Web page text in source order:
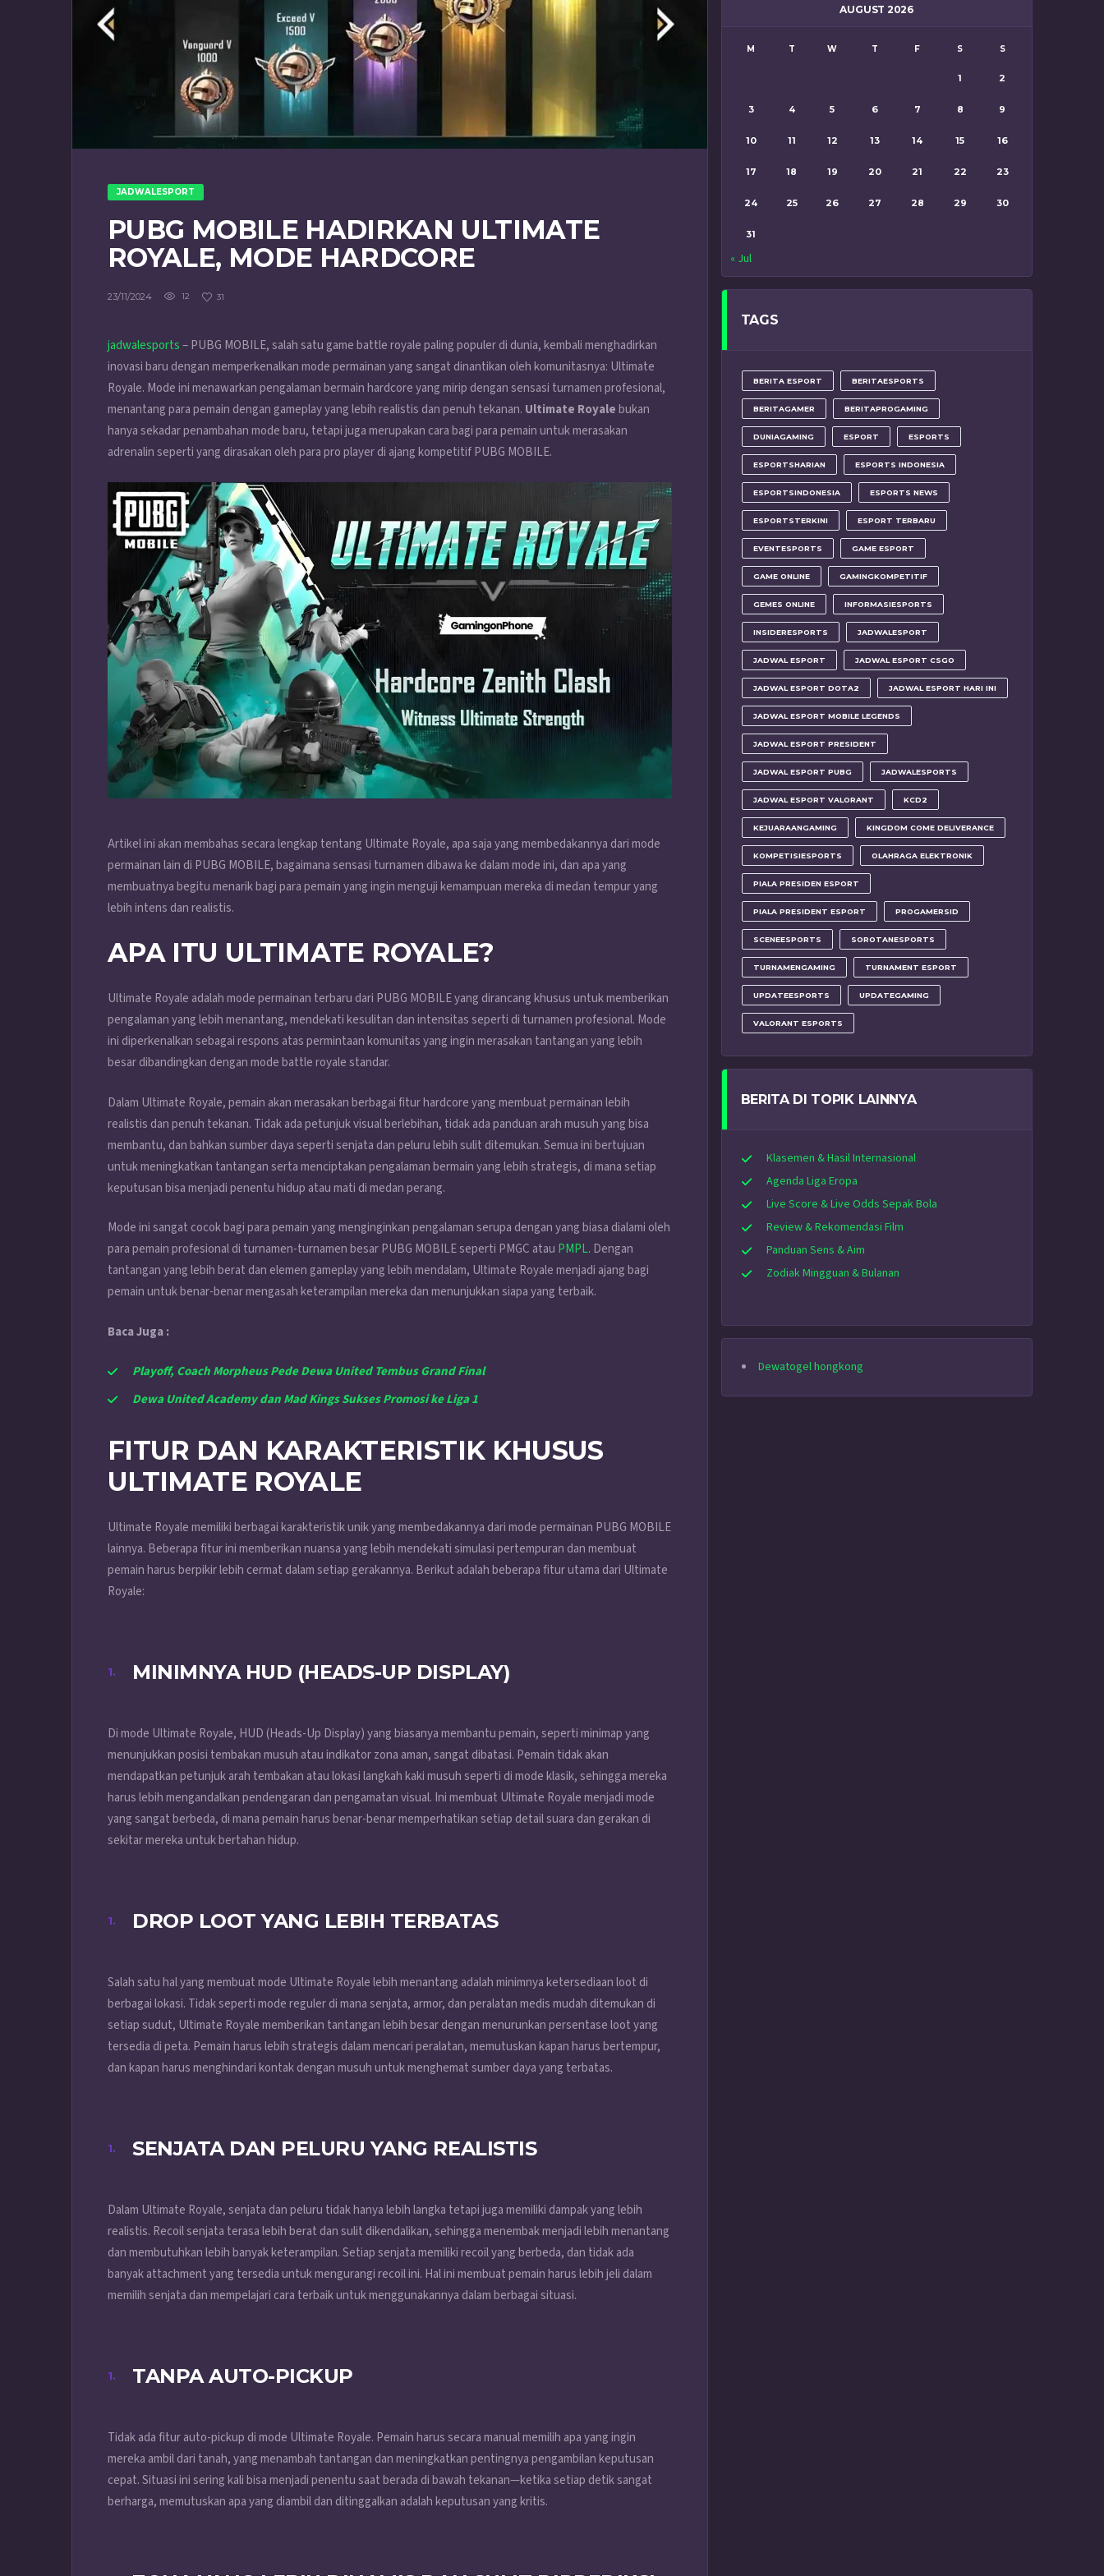
JADWALESPORT
PUBG MOBILE HADIRKAN ULTIMATE
ROYALE, MODE HARDCORE
23/11/2024 12 31
jadwalesports– PUBG MOBILE, salah satu game battle royale paling populer di dunia, kembali menghadirkan
inovasi baru dengan memperkenalkan mode permainan yang sangat dinantikan oleh komunitasnya: Ultimate
Royale. Mode ini menawarkan pengalaman bermain hardcore yang mirip dengan sensasi turnamen profesional,
menantang para pemain dengan gameplay yang lebih realistis dan penuh tekanan. Ultimate Royalebukan
hanya sekadar penambahan mode baru, tetapi juga merupakan cara bagi para pemain untuk merasakan
adrenalin seperti yang dirasakan oleh para pro player di ajang kompetitif PUBG MOBILE.
Artikel ini akan membahas secara lengkap tentang Ultimate Royale, apa saja yang membedakannya dari mode
permainan lain di PUBG MOBILE, bagaimana sensasi turnamen dibawa ke dalam mode ini, dan apa yang
membuatnya begitu menarik bagi para pemain yang ingin menguji kemampuan mereka di medan tempur yang
lebih intens dan realistis.
APA ITU ULTIMATE ROYALE?
Ultimate Royale adalah mode permainan terbaru dari PUBG MOBILE yang dirancang khusus untuk memberikan
pengalaman yang lebih menantang, mendekati kesulitan dan intensitas seperti di turnamen profesional. Mode
ini diperkenalkan sebagai respons atas permintaan komunitas yang ingin merasakan tantangan yang lebih
besar dibandingkan dengan mode battle royale standar.
Dalam Ultimate Royale, pemain akan merasakan berbagai fitur hardcore yang membuat permainan lebih
realistis dan penuh tekanan. Tidak ada petunjuk visual berlebihan, tidak ada panduan arah musuh yang bisa
membantu, dan bahkan sumber daya seperti senjata dan peluru lebih sulit ditemukan. Semua ini bertujuan
untuk meningkatkan tantangan serta menciptakan pengalaman bermain yang lebih strategis, di mana setiap
keputusan bisa menjadi penentu hidup atau mati di medan perang.
Mode ini sangat cocok bagi para pemain yang menginginkan pengalaman serupa dengan yang biasa dialami oleh
para pemain profesional di turnamen-turnamen besar PUBG MOBILE seperti PMGC atau PMPL. Dengan
tantangan yang lebih berat dan elemen gameplay yang lebih mendalam, Ultimate Royale menjadi ajang bagi
pemain untuk benar-benar mengasah keterampilan mereka dan menunjukkan siapa yang terbaik.
Baca Juga :
Playoff, Coach Morpheus Pede Dewa United Tembus Grand Final
Dewa United Academy dan Mad Kings Sukses Promosi ke Liga 1
FITUR DAN KARAKTERISTIK KHUSUS
ULTIMATE ROYALE
Ultimate Royale memiliki berbagai karakteristik unik yang membedakannya dari mode permainan PUBG MOBILE
lainnya. Beberapa fitur ini memberikan nuansa yang lebih mendekati simulasi pertempuran dan membuat
pemain harus berpikir lebih cermat dalam setiap gerakannya. Berikut adalah beberapa fitur utama dari Ultimate
Royale:
MINIMNYA HUD (HEADS-UP DISPLAY)
Di mode Ultimate Royale, HUD (Heads-Up Display) yang biasanya membantu pemain, seperti minimap yang
menunjukkan posisi tembakan musuh atau indikator zona aman, sangat dibatasi. Pemain tidak akan
mendapatkan petunjuk arah tembakan atau lokasi langkah kaki musuh seperti di mode klasik, sehingga mereka
harus lebih mengandalkan pendengaran dan pengamatan visual. Ini membuat Ultimate Royale menjadi mode
yang sangat berbeda, di mana pemain harus benar-benar memperhatikan setiap detail suara dan gerakan di
sekitar mereka untuk bertahan hidup.
DROP LOOT YANG LEBIH TERBATAS
Salah satu hal yang membuat mode Ultimate Royale lebih menantang adalah minimnya ketersediaan loot di
berbagai lokasi. Tidak seperti mode reguler di mana senjata, armor, dan peralatan medis mudah ditemukan di
setiap sudut, Ultimate Royale memberikan tantangan lebih besar dengan menurunkan persentase loot yang
tersedia di peta. Pemain harus lebih strategis dalam mencari peralatan, memutuskan kapan harus bertempur,
dan kapan harus menghindari kontak dengan musuh untuk menghemat sumber daya yang terbatas.
SENJATA DAN PELURU YANG REALISTIS
Dalam Ultimate Royale, senjata dan peluru tidak hanya lebih langka tetapi juga memiliki dampak yang lebih
realistis. Recoil senjata terasa lebih berat dan sulit dikendalikan, sehingga menembak menjadi lebih menantang
dan membutuhkan lebih banyak keterampilan. Setiap senjata memiliki recoil yang berbeda, dan tidak ada
banyak attachment yang tersedia untuk mengurangi recoil ini. Hal ini membuat pemain harus lebih jeli dalam
memilih senjata dan mempelajari cara terbaik untuk menggunakannya dalam berbagai situasi.
TANPA AUTO-PICKUP
Tidak ada fitur auto-pickup di mode Ultimate Royale. Pemain harus secara manual memilih apa yang ingin
mereka ambil dari tanah, yang menambah tantangan dan meningkatkan pentingnya pengambilan keputusan
cepat. Situasi ini sering kali bisa menjadi penentu saat berada di bawah tekanan—ketika setiap detik sangat
berharga, memutuskan apa yang diambil dan ditinggalkan adalah keputusan yang kritis.
AUGUST 2026
M T W T F S S
1 2
3 4 5 6 7 8 9
10 11 12 13 14 15 16
17 18 19 20 21 22 23
24 25 26 27 28 29 30
31
« Jul
TAGS
BERITA ESPORT BERITAESPORTS
BERITAGAMER BERITAPROGAMING
DUNIAGAMING ESPORT ESPORTS
ESPORTSHARIAN ESPORTS INDONESIA
ESPORTSINDONESIA ESPORTS NEWS
ESPORTSTERKINI ESPORT TERBARU
EVENTESPORTS GAME ESPORT
GAME ONLINE GAMINGKOMPETITIF
GEMES ONLINE INFORMASIESPORTS
INSIDERESPORTS JADWALESPORT
JADWAL ESPORT JADWAL ESPORT CSGO
JADWAL ESPORT DOTA2 JADWAL ESPORT HARI INI
JADWAL ESPORT MOBILE LEGENDS
JADWAL ESPORT PRESIDENT
JADWAL ESPORT PUBG JADWALESPORTS
JADWAL ESPORT VALORANT KCD2
KEJUARAANGAMING KINGDOM COME DELIVERANCE
KOMPETISIESPORTS OLAHRAGA ELEKTRONIK
PIALA PRESIDEN ESPORT
PIALA PRESIDENT ESPORT PROGAMERSID
SCENEESPORTS SOROTANESPORTS
TURNAMENGAMING TURNAMENT ESPORT
UPDATEESPORTS UPDATEGAMING
VALORANT ESPORTS
BERITA DI TOPIK LAINNYA
Klasemen & Hasil Internasional
Agenda Liga Eropa
Live Score & Live Odds Sepak Bola
Review & Rekomendasi Film
Panduan Sens & Aim
Zodiak Mingguan & Bulanan
Dewatogel hongkong